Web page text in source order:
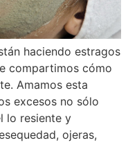
haciendo estragos
compartimos cómo
Amamos esta
excesos no sólo
lo resiente y
ojeras,